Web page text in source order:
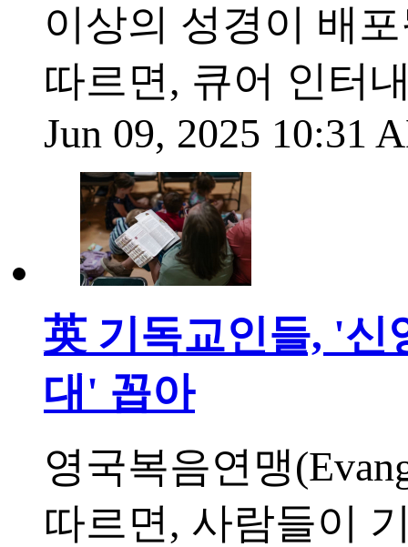
이상의 성경이 배
따르면, 큐어 인터
Jun 09, 2025 10:31
英 기독교인들, '신
대' 꼽아
영국복음연맹
따르면, 사람들이